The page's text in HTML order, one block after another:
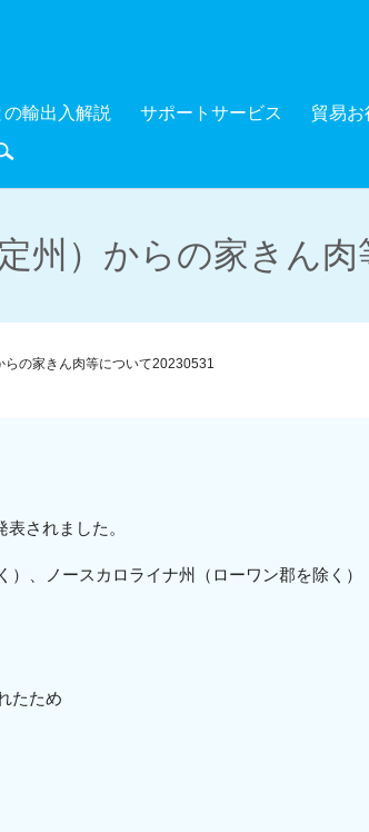
輸出入解説 サポートサービス 貿易お
州）からの家きん
らの家きん肉等について20230531
表されました。
）、ノースカロライナ州（ローワン郡を除く）
たため